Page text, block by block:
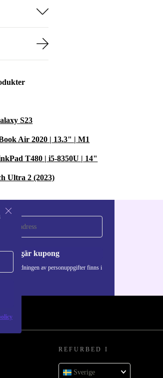
S23
Air 2020 | 13.3" | M1
T480 | i5-8350U | 14"
Ultra 2 (2023)
Begär kupong
användningen av personuppgifter finns i
REFURBED I
Sverige